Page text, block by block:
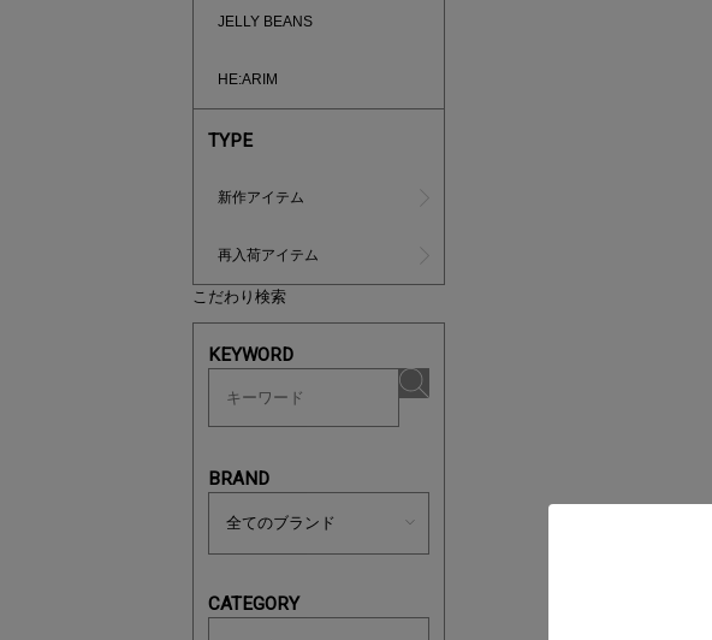
JELLY BEANS
HE:ARIM
TYPE
新作アイテム
再入荷アイテム
こだわり検索
KEYWORD
BRAND
CATEGORY